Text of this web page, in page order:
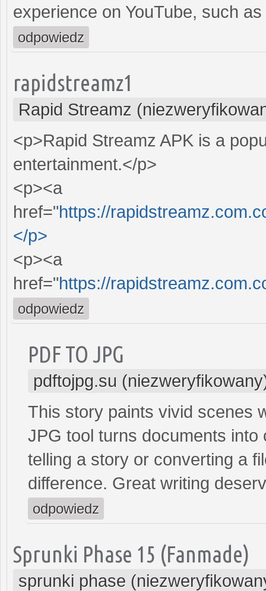
experience on YouTube, such
odpowiedz
rapidstreamz1
Rapid Streamz
<p>Rapid Streamz APK is a
entertainment.</p>
<p><a
href="https://
</p>
<p><a
href="https://
odpowiedz
PDF TO JPG
pdftojpg.su
This story paints vivid scenes
JPG tool turns documents
telling a story or converting a
difference. Great writing
odpowiedz
Sprunki Phase 15 (Fanmade)
sprunki phase